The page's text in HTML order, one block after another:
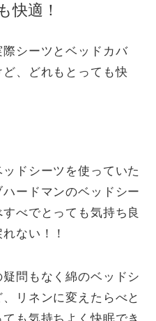
快適！
シーツとベッドカバ
、どれもとっても快
ドシーツを使っていた
ードマンのベッドシー
べでとっても気持ち良
ない！！
問もなく綿のベッドシ
リネンに変えたらべと
も気持ちよく快眠でき